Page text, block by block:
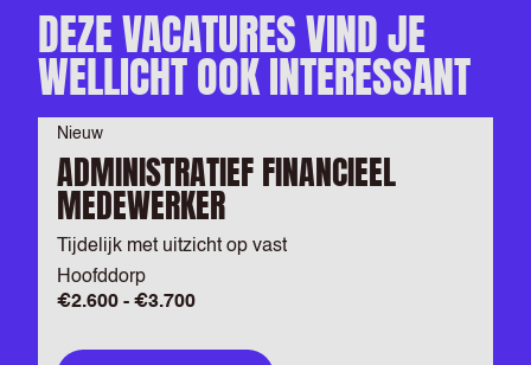
DEZE VACATURES VIND JE
WELLICHT OOK INTERESSANT
Nieuw
ADMINISTRATIEF FINANCIEEL
MEDEWERKER
Tijdelijk met uitzicht op vast
Hoofddorp
€2.600 - €3.700